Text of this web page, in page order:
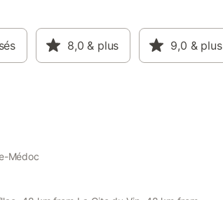
8,0 & plus 9,0 & plus
Médoc